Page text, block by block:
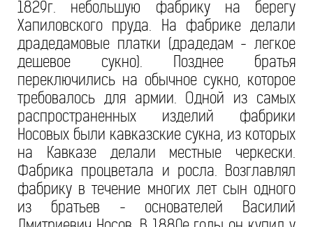
1829г. небольшую фабрику на берегу
Хапиловского пруда. На фабрике делали
драдедамовые платки (драдедам - легкое
дешевое сукно). Позднее братья
переключились на обычное сукно, которое
требовалось для армии. Одной из самых
распространенных изделий фабрики
Носовых были кавказские сукна, из которых
на Кавказе делали местные черкески.
Фабрика процветала и росла. Возглавлял
фабрику в течение многих лет сын одного
из братьев - основателей Василий